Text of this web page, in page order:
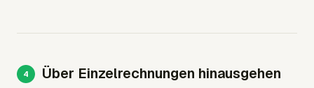
Über Einzelrechnungen hinausgehen